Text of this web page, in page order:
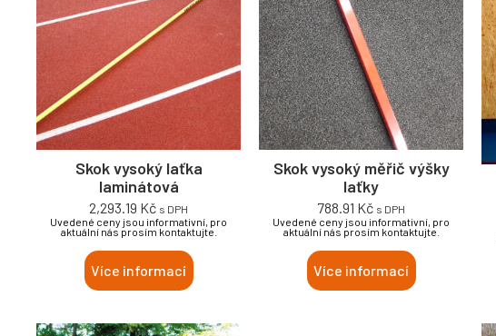
Skok vysoký laťka
laminátová
2,293.19 Kč s DPH
Uvedené ceny jsou informativní, pro
aktuální nás prosím kontaktujte.
Více informací
Skok vysoký měřič výšky
laťky
788.91 Kč s DPH
Uvedené ceny jsou informativní, pro
aktuální nás prosím kontaktujte.
Více informací